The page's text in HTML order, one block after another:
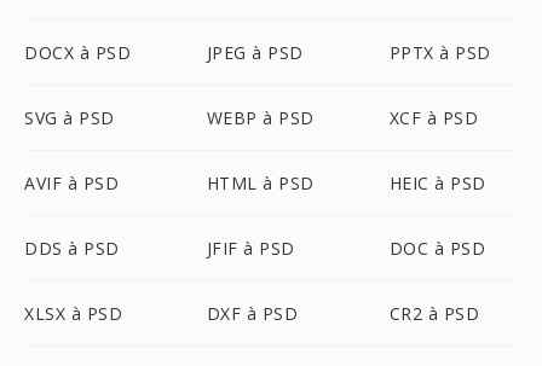
DOCX à PSD JPEG à PSD PPTX à PSD
SVG à PSD WEBP à PSD XCF à PSD
AVIF à PSD HTML à PSD HEIC à PSD
DDS à PSD JFIF à PSD DOC à PSD
XLSX à PSD DXF à PSD CR2 à PSD